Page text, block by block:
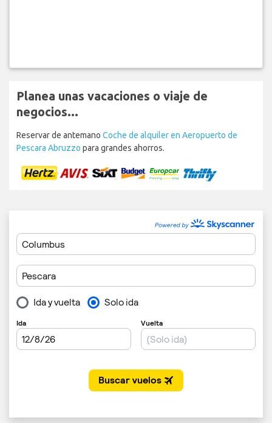
Planea unas vacaciones o viaje de
negocios...
Reservar de antemano Coche de alquiler en Aeropuerto de
Pescara Abruzzo para grandes ahorros.